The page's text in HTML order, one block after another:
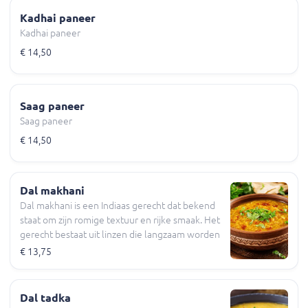
komijn en koriander, die een rijke, smaakvolle
en licht pittige smaak creëren. Deze bereiding
geeft de paneer een kenmerkende stevige en
Kadhai paneer
Kadhai paneer
€ 14,50
Saag paneer
Saag paneer
€ 14,50
Dal makhani
Dal makhani is een Indiaas gerecht dat bekend
staat om zijn romige textuur en rijke smaak. Het
gerecht bestaat uit linzen die langzaam worden
gekookt in een romige saus, op smaak gebracht
koriander. De kruiden voegen een
€ 13,75
Dal tadka